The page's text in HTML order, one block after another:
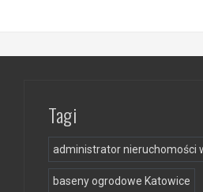
Tagi
administrator nieruchomości
baseny ogrodowe Katowice